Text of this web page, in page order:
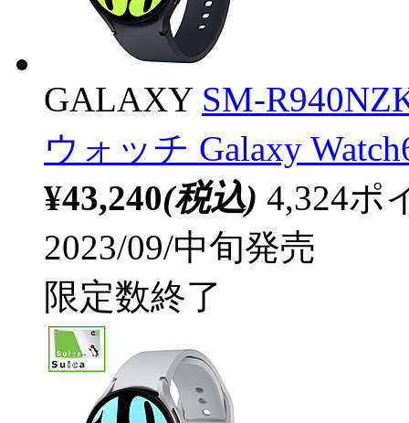
GALAXY SM-
ウォッチ Galaxy
¥43,240(税込) 4,324ポ
2023/09/中旬発売
限定数終了